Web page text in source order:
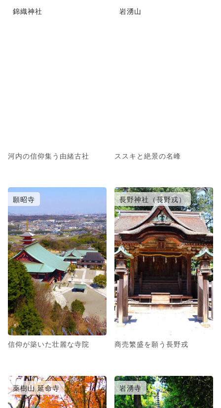
錦織神社
河内の信仰集う由緒古社
岩湧山
ススキと絶景の名峰
願昭寺
信仰が築いた壮麗な寺院
長野神社（長野戎）
商売繁盛を願う長野戎
薬樹山 延命寺 岩湧寺